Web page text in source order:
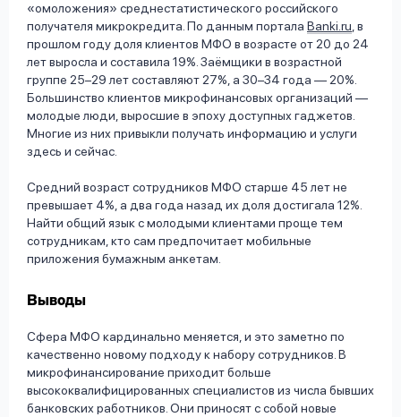
«омоложения» среднестатистического российского
получателя микрокредита. По данным портала Banki.ru, в
прошлом году доля клиентов МФО в возрасте от 20 до 24
лет выросла и составила 19%. Заёмщики в возрастной
группе 25–29 лет составляют 27%, а 30–34 года — 20%.
Большинство клиентов микрофинансовых организаций —
молодые люди, выросшие в эпоху доступных гаджетов.
Многие из них привыкли получать информацию и услуги
здесь и сейчас.
Средний возраст сотрудников МФО старше 45 лет не
превышает 4%, а два года назад их доля достигала 12%.
Найти общий язык с молодыми клиентами проще тем
сотрудникам, кто сам предпочитает мобильные
приложения бумажным анкетам.
Выводы
Сфера МФО кардинально меняется, и это заметно по
качественно новому подходу к набору сотрудников. В
микрофинансирование приходит больше
высококвалифицированных специалистов из числа бывших
банковских работников. Они приносят с собой новые